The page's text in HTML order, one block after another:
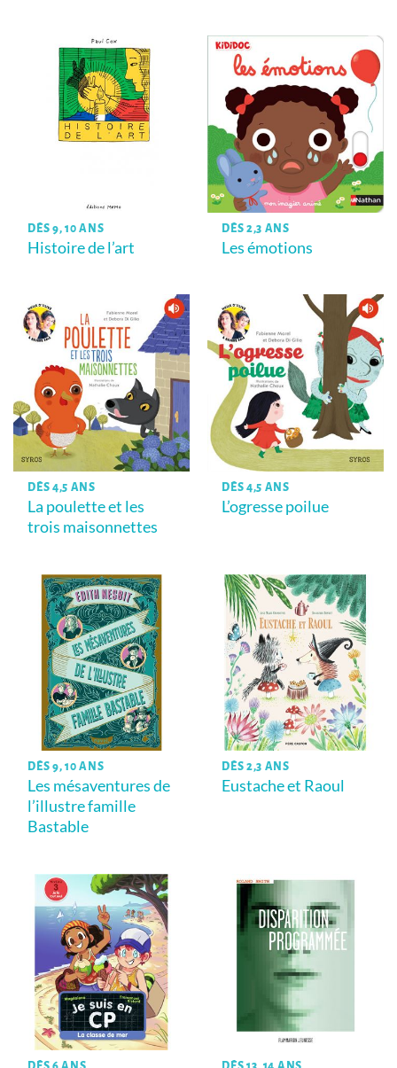
DÈS 9, 10 ANS
Histoire de l’art
DÈS 2,3 ANS
Les émotions
DÈS 4,5 ANS
La poulette et les
trois maisonnettes
DÈS 4,5 ANS
L’ogresse poilue
DÈS 9, 10 ANS
Les mésaventures de
l’illustre famille
Bastable
DÈS 2,3 ANS
Eustache et Raoul